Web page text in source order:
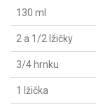
130 ml
2 a 1/2 lžičky
3/4 hrnku
1 lžička